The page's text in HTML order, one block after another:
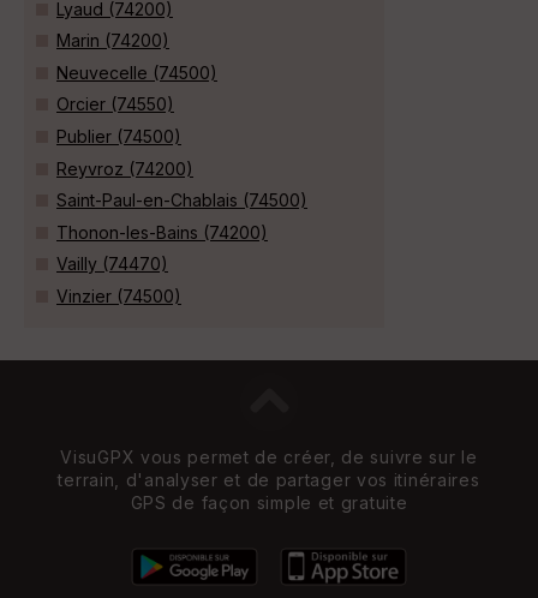
Lyaud (74200)
Marin (74200)
Neuvecelle (74500)
Orcier (74550)
Publier (74500)
Reyvroz (74200)
Saint-Paul-en-Chablais (74500)
Thonon-les-Bains (74200)
Vailly (74470)
Vinzier (74500)
VisuGPX vous permet de créer, de suivre sur le
terrain, d'analyser et de partager vos itinéraires
GPS de façon simple et gratuite